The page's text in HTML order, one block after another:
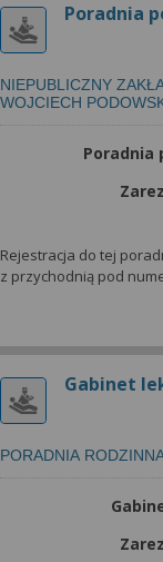
Poradnia
NIEPUBLICZNY
WOJCIECH
Poradnia
Rejestracja do tej
z przychodnią pod
Gabinet
PORADNIA